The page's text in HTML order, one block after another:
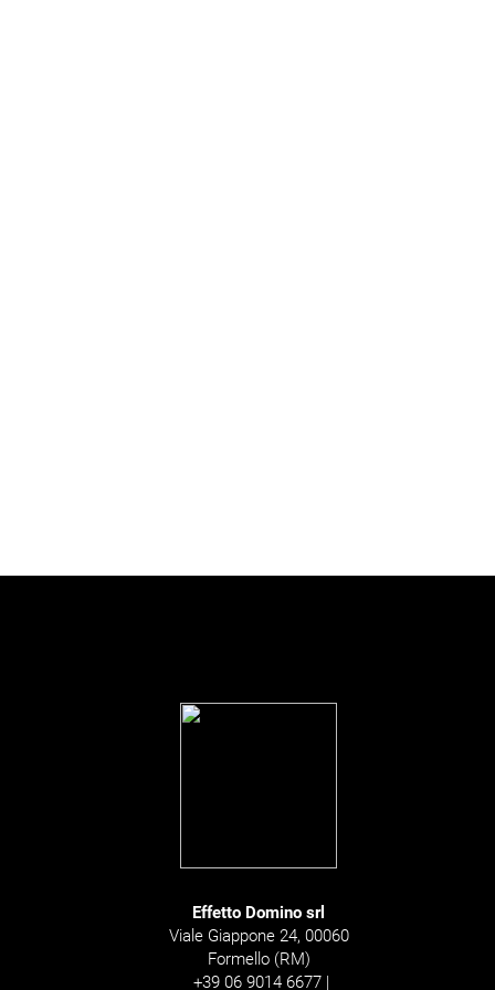
Effetto Domino srl
Viale Giappone 24, 00060
Formello (RM)
+39 06 9014 6677 |